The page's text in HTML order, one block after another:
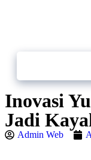
Inovasi
Jadi
Admin Web